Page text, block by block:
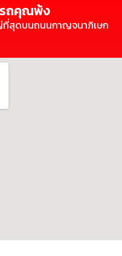
รถคุณพ้ง
ที่สุดบนถนนกาญจนาภิเษก